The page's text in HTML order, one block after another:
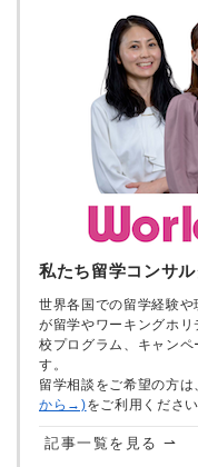
私たち留学コンサ
世界各国での留学経験や
が留学やワーキングホ
校プログラム、キャンペ
す。
留学相談をご希望の方は
から→)をご利用ください
記事一覧を見る ⇀